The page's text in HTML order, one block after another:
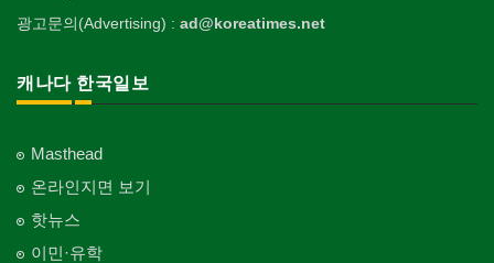
광고문의(Advertising) : ad@koreatimes.net
캐나다 한국일보
Masthead
온라인지면 보기
핫뉴스
이민·유학